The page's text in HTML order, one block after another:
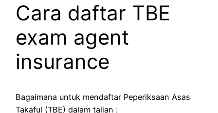
Cara daftar TBE
exam agent
insurance
Bagaimana untuk mendaftar Peperiksaan Asas
Takaful (TBE) dalam talian :